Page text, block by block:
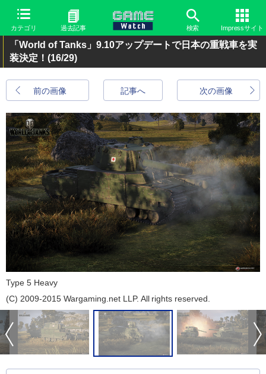
カテゴリ 過去記事 検索 Impressサイト
「World of Tanks」9.10アップデートで日本の重戦車を実
装決定！ (16/29)
前の画像 次の画像
記事へ
Type 5 Heavy
(C) 2009-2015 Wargaming.net LLP. All rights reserved.